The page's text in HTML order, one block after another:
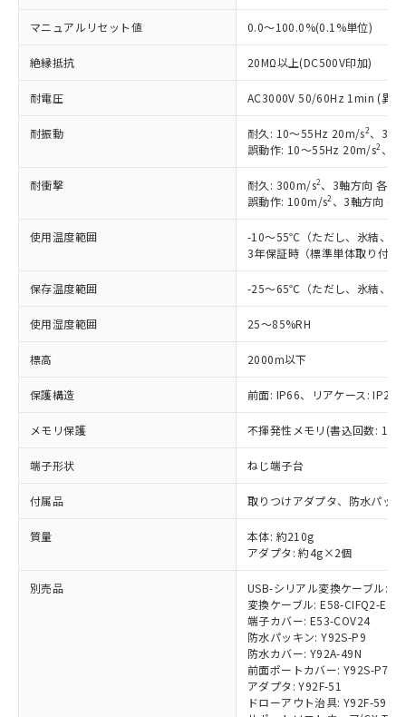
マニュアルリセット値 0.0～100.0%(0.1%単位)
絶縁抵抗 20MΩ以上(DC500V印加)
耐電圧 AC3000V 50/60Hz 1min (異極
耐振動 耐久: 10～55Hz 20m/s2、3軸
誤動作: 10～55Hz 20m/s2 、3
耐衝撃 耐久: 300m/s2、3軸方向 各3回
誤動作: 100m/s2 、3軸方向 各
使用温度範囲
-10～55℃（ただし、氷結、結
3年保証時（標準単体取り付
保存温度範囲 -25～65℃（ただし、氷結、結
使用湿度範囲 25～85%RH
標高 2000m以下
保護構造 前面: IP66、リアケース: IP20
メモリ保護 不揮発性メモリ(書込回数: 100
端子形状 ねじ端子台
付属品 取りつけアダプタ、防水パッ
質量
本体: 約210g
アダプタ: 約4g×2個
別売品
USB-シリアル変換ケーブル:
変換ケーブル: E58-CIFQ2-E
端子カバー: E53-COV24
防水パッキン: Y92S-P9
防水カバー: Y92A-49N
前面ポートカバー: Y92S-P7
アダプタ: Y92F-51
ドローアウト治具: Y92F-59
ご利用条件
以下の条件をお読みいただき、同意のうえ
本サービスは、当社制御機器事業取扱
商品の当社在庫状況および標準価格
(税抜)を提供させていただくもので
当社制御機器事業取扱商品の中には、
本サービスの対象外となる商品もある
ことをご了承ください。
対応済み：EU RoHS指令（10物質）の
す。
対応予定：EU RoHS指令（10物質）の非含
有に対応した製品に切り替える予定のある
対応予定なし：EU RoHS指令（10物質）の
非含有に非対応の商品で、対応品を出す予
調査・確認中：EU RoHS指令（10物質）の
非含有の対応状況を調査中または確認中の
非該当品：ライセンス料など無形物で、有
害物質有無と関係のない商品です。
仕入先様の事情により、非含有部品として
いたものが、含有品と判明した場合などや
むを得ず変更することがあります。
「○」：最大均質材料含有率が中国RoHSの
基準値以下であることを示します。
「×」：最大均質材料含有率が中国RoHSの
基準値を超えていることを示します。
「－」：未確認です。当社販売部門へお問
当社は、これら貴社製品のうち、外国
為替および外国貿易法に定める商品